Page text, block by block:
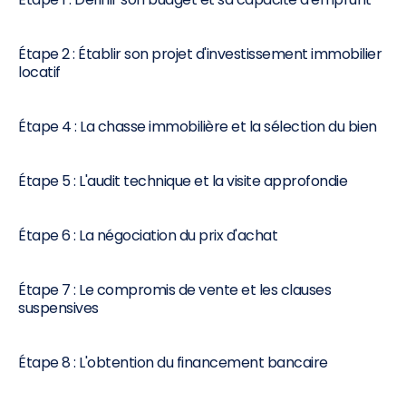
Étape 2 : Établir son projet d'investissement immobilier
locatif
Étape 4 : La chasse immobilière et la sélection du bien
Étape 5 : L'audit technique et la visite approfondie
Étape 6 : La négociation du prix d'achat
Étape 7 : Le compromis de vente et les clauses
suspensives
Étape 8 : L'obtention du financement bancaire